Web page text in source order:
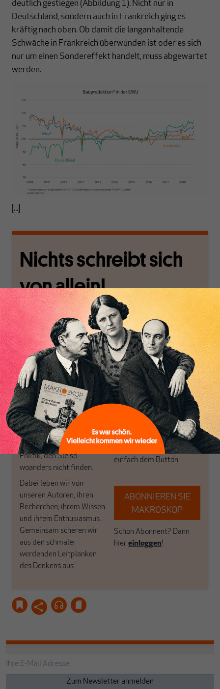
deutlich gestiegen (Abbildung 1). Nicht nur in
Deutschland, sondern auch in Frankreich ging es
kräftig nach oben. Ob damit die langanhaltende
Schwäche in Frankreich überwunden ist oder es sich
nur um einen Sondereffekt handelt, muss abgewartet
werden.
[...]
Nichts schreibt sich
von allein!
Nur für Abonnenten
MAKROSKOP analysiert
wirtschaftspolitische
Themen aus einer
postkeynesianischen
Perspektive und ist damit
in Deutschland einzigartig.
MAKROSKOP steht für
das große Ganze. Wir
haben einen Blick auf
Geld, Wirtschaft und
Politik, den Sie so
woanders nicht finden.
Dabei leben wir von
unseren Autoren, ihren
Recherchen, ihrem Wissen
und ihrem Enthusiasmus.
Gemeinsam scheren wir
aus den schmaler
werdenden Leitplanken
des Denkens aus.
Wir verlassen die
journalistische Filterblase,
in der sich viele
eingerichtet haben. Wir
öffnen Fenster und
bringen frische Luft in die
engen und verstaubten
Debattenräume.
Brauchen Sie auch frische
Luft? Dann folgen Sie
einfach dem Button.
ABONNIEREN SIE
MAKROSKOP
Schon Abonnent? Dann
hiereinloggen!